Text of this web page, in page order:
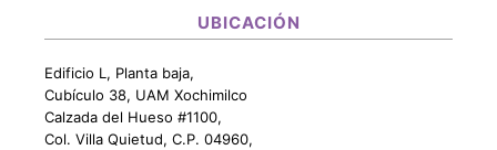
UBICACIÓN
Edificio L, Planta baja,
Cubículo 38, UAM Xochimilco
Calzada del Hueso #1100,
Col. Villa Quietud, C.P. 04960,